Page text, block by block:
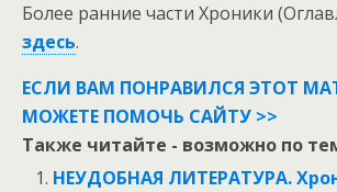
Более ранние части Хроники
здесь.
ЕСЛИ ВАМ ПОНРАВИЛСЯ ЭТОТ
МОЖЕТЕ ПОМОЧЬ САЙТУ >>
Также читайте - возможно по
НЕУДОБНАЯ ЛИТЕРАТУРА.